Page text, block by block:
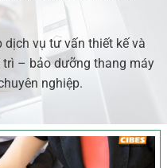
dịch vụ tư vấn thiết kế và
– bảo dưỡng thang máy
nghiệp.